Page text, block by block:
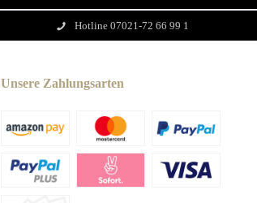
Hotline 07021-72 66 99 1
Unsere Zahlungsarten